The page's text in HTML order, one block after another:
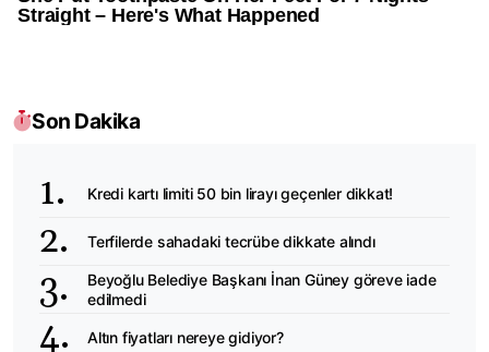
Son Dakika
Kredi kartı limiti 50 bin lirayı geçenler dikkat!
Terfilerde sahadaki tecrübe dikkate alındı
Beyoğlu Belediye Başkanı İnan Güney göreve iade
edilmedi
Altın fiyatları nereye gidiyor?